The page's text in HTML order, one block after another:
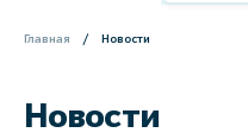
Главная Новости
Новости